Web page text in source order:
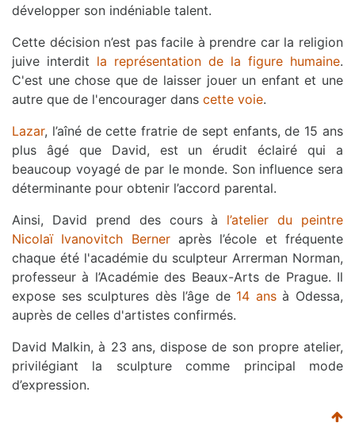
développer son indéniable talent.
Cette décision n’est pas facile à prendre car la religion
juive interdit la représentation de la figure humaine.
C'est une chose que de laisser jouer un enfant et une
autre que de l'encourager dans cette voie.
Lazar, l’aîné de cette fratrie de sept enfants, de 15 ans
plus âgé que David, est un érudit éclairé qui a
beaucoup voyagé de par le monde. Son influence sera
déterminante pour obtenir l’accord parental.
Ainsi, David prend des cours à l’atelier du peintre
Nicolaï Ivanovitch Berneraprès l’école et fréquente
chaque été l'académie du sculpteur Arrerman Norman,
professeur à l’Académie des Beaux-Arts de Prague. Il
expose ses sculptures dès l’âge de 14 ansà Odessa,
auprès de celles d'artistes confirmés.
David Malkin, à 23 ans, dispose de son propre atelier,
privilégiant la sculpture comme principal mode
d’expression.